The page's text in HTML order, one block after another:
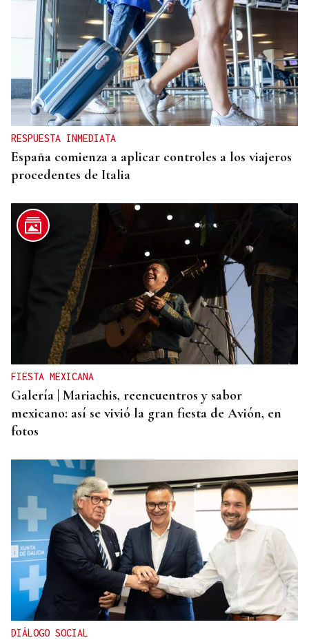
CANEDO
Un herido en la colisión entre dos coches en la
entrada a las termas de Outariz
RESPUESTA INMEDIATA
España comienza a aplicar controles a los viajeros
procedentes de Italia
FIESTA MEXICANA
Galería | Mariachis, reencuentros y sabor
mexicano: así se vivió la gran fiesta de Avión, en
fotos
DIÁLOGO SOCIAL